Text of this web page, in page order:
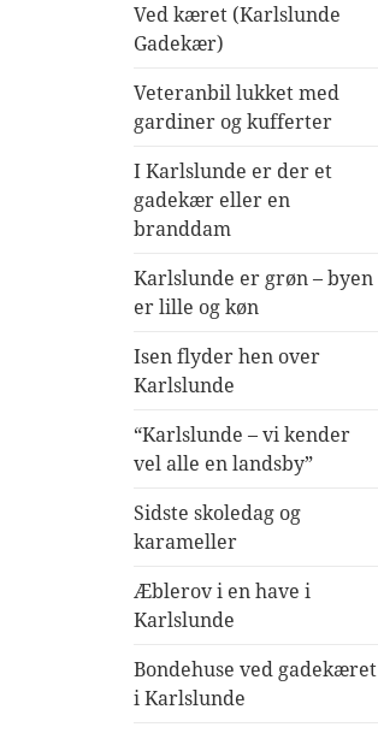
Ved kæret (Karlslunde
Gadekær)
Veteranbil lukket med
gardiner og kufferter
I Karlslunde er der et
gadekær eller en
branddam
Karlslunde er grøn – byen
er lille og køn
Isen flyder hen over
Karlslunde
“Karlslunde – vi kender
vel alle en landsby”
Sidste skoledag og
karameller
Æblerov i en have i
Karlslunde
Bondehuse ved gadekæret
i Karlslunde